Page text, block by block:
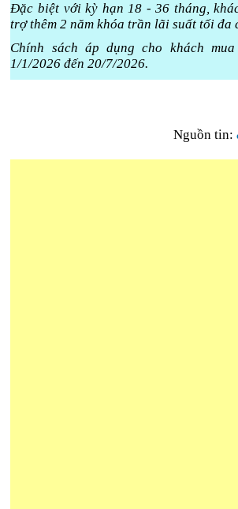
Đặc biệt với kỳ hạn 18 - 36 tháng,
trợ thêm 2 năm khóa trần lãi suất tối đa
Chính sách áp dụng cho khách
1/1/2026 đến 20/7/2026.
Nguồn tin: